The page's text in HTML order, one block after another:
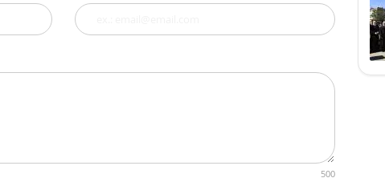
500